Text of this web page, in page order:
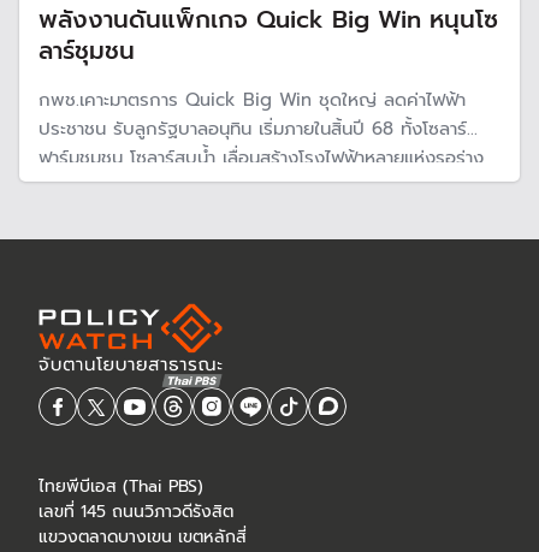
พลังงานดันแพ็กเกจ Quick Big Win หนุนโซ
ลาร์ชุมชน
กพช.เคาะมาตรการ Quick Big Win ชุดใหญ่ ลดค่าไฟฟ้า
ประชาชน รับลูกรัฐบาลอนุทิน เริ่มภายในสิ้นปี 68 ทั้งโซลาร์
ฟาร์มชุมชน โซลาร์สูบน้ำ เลื่อนสร้างโรงไฟฟ้าหลายแห่งรอร่าง
แผน PDP ฉบับใหม่ และปรับปรุงสายส่งรองรับศูนย์ Data
ไทยพีบีเอส (Thai PBS)
เลขที่ 145 ถนนวิภาวดีรังสิต
แขวงตลาดบางเขน เขตหลักสี่